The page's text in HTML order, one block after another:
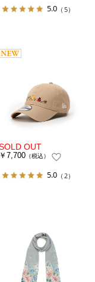
5.0 （5）
￥7,700 （税込）
5.0 （2）